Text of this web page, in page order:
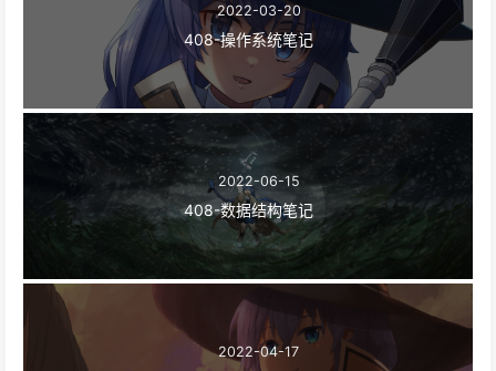
2022-03-20
408-操作系统笔记
2022-06-15
408-数据结构笔记
2022-04-17